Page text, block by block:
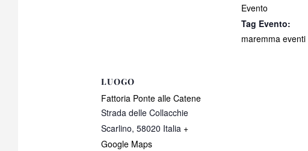
Evento
Tag Evento:
maremma eventi
LUOGO
Fattoria Ponte alle Catene
Strada delle Collacchie
Scarlino, 58020 Italia +
Google Maps